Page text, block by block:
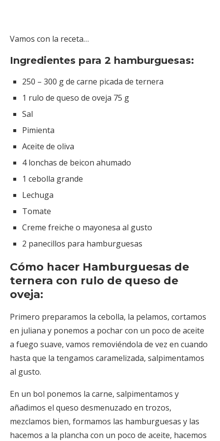
Vamos con la receta…
Ingredientes para 2 hamburguesas:
250 – 300 g de carne picada de ternera
1 rulo de queso de oveja 75 g
Sal
Pimienta
Aceite de oliva
4 lonchas de beicon ahumado
1 cebolla grande
Lechuga
Tomate
Creme freiche o mayonesa al gusto
2 panecillos para hamburguesas
Cómo hacer Hamburguesas de
ternera con rulo de queso de
oveja:
Primero preparamos la cebolla, la pelamos, cortamos
en juliana y ponemos a pochar con un poco de aceite
a fuego suave, vamos removiéndola de vez en cuando
hasta que la tengamos caramelizada, salpimentamos
al gusto.
En un bol ponemos la carne, salpimentamos y
añadimos el queso desmenuzado en trozos,
mezclamos bien, formamos las hamburguesas y las
hacemos a la plancha con un poco de aceite, hacemos